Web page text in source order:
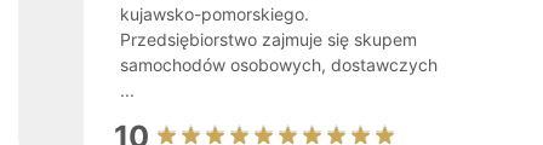
kujawsko-pomorskiego.
Przedsiębiorstwo zajmuje się skupem
samochodów osobowych, dostawczych
...
10